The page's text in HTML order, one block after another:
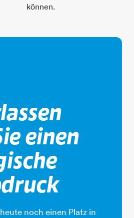
können.
einen
noch einen Platz in